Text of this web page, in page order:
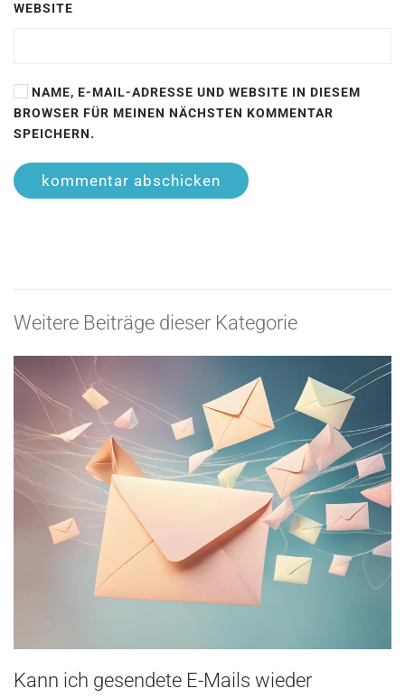
WEBSITE
NAME, E-MAIL-ADRESSE UND WEBSITE IN DIESEM
BROWSER FÜR MEINEN NÄCHSTEN KOMMENTAR
SPEICHERN.
kommentar abschicken
Weitere Beiträge dieser Kategorie
Kann ich gesendete E-Mails wieder